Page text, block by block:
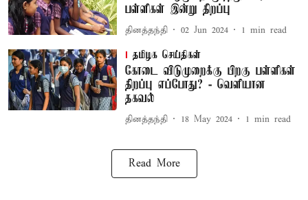
பள்ளிகள் இன்று திறப்பு
தினத்தந்தி 02 Jun 2024 1 min read
தமிழக செய்திகள்
கோடை விடுமுறைக்கு பிறகு பள்ளிகள்
திறப்பு எப்போது? - வெளியான
தகவல்
தினத்தந்தி 18 May 2024 1 min read
Read More